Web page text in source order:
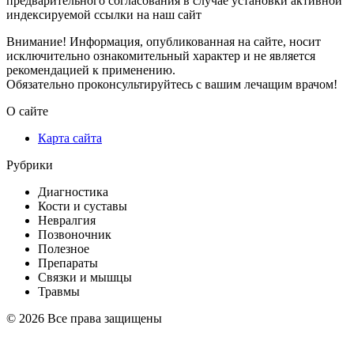
индексируемой ссылки на наш сайт
Внимание! Информация, опубликованная на сайте, носит
исключительно ознакомительный характер и не является
рекомендацией к применению.
Обязательно проконсультируйтесь с вашим лечащим врачом!
О сайте
Карта сайта
Рубрики
Диагностика
Кости и суставы
Невралгия
Позвоночник
Полезное
Препараты
Связки и мышцы
Травмы
© 2026 Все права защищены